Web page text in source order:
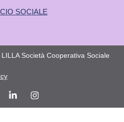
SOCIALE
Società Cooperativa Sociale